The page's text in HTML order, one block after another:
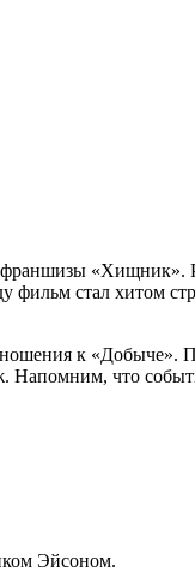
«Хищник».
стал хитом
к «Добыче».
Напомним, что
Эйсоном.